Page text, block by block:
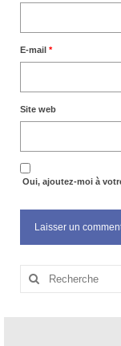
E-mail *
Site web
Oui, ajoutez-moi à
Rechercher